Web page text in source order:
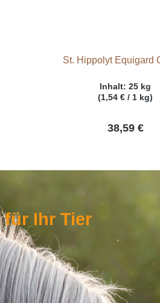
St. Hippolyt Equigard
Inhalt:25 kg
(1,54 € / 1 kg)
38,59 €
Ihr Tier